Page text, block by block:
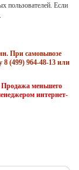
пользователей. Если
При самовывозе
8 (499) 964-48-13 или
меньшего
интернет-